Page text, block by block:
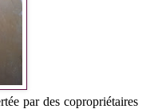
par des copropriétaires